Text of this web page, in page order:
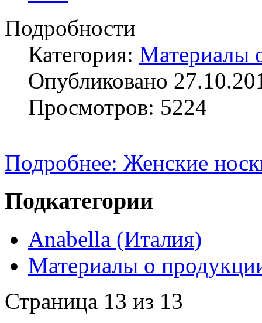
Подробности
Категория: Материалы
Опубликовано
Просмотров: 5224
Подробнее: Женские
Подкатегории
Anabella (Италия)
Материалы о
Страница 13 из 13